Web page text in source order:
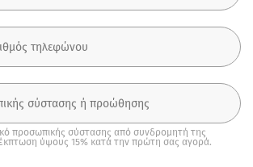
προσωπικής σύστασης από συνδρομητή της
ύψους 15% κατά την πρώτη σας αγορά.